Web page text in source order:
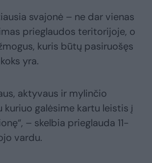
svajonė – ne dar vienas
prieglaudos teritorijoje, o
kuris būtų pasiruošęs
yra.
aktyvaus ir mylinčio
kuriuo galėsime kartu leistis į
– skelbia prieglauda 11-
vardu.